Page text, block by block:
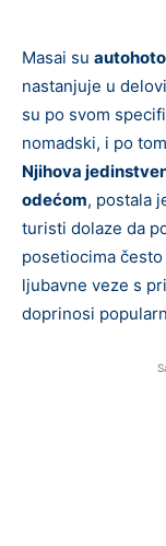
Masai su
nastanjuje u
su po svom
nomadski, i po
Njihova
odećom, postala
turisti dolaze da
posetiocima
ljubavne veze s
doprinosi